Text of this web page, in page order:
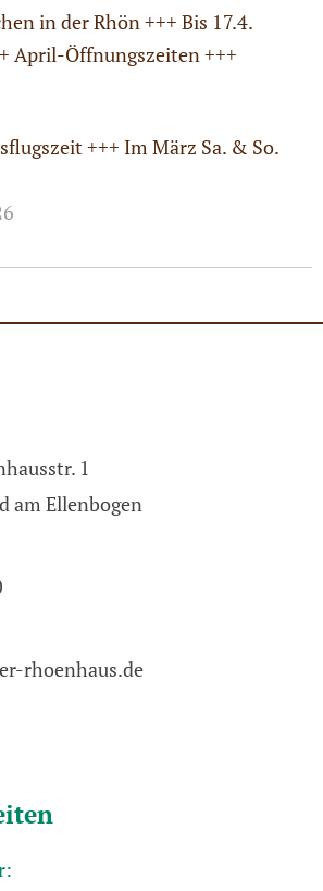
in der Rhön +++ Bis 17.4.
April-Öffnungszeiten +++
+++ Im März Sa. & So.
1
am Ellenbogen
rhoenhaus.de